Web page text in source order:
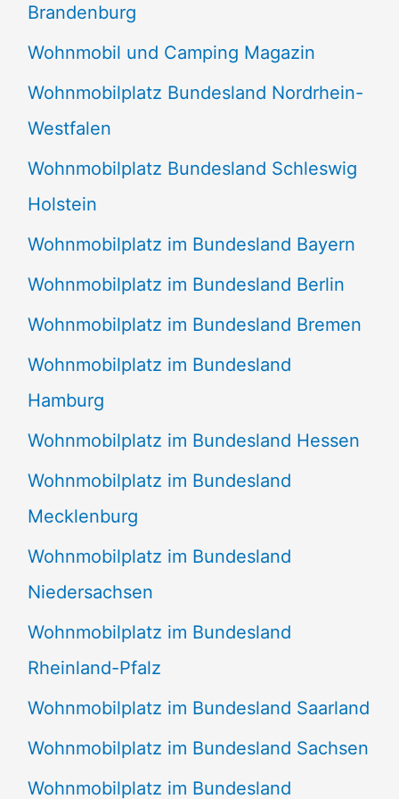
Brandenburg
Wohnmobil und Camping Magazin
Wohnmobilplatz Bundesland Nordrhein-
Westfalen
Wohnmobilplatz Bundesland Schleswig
Holstein
Wohnmobilplatz im Bundesland Bayern
Wohnmobilplatz im Bundesland Berlin
Wohnmobilplatz im Bundesland Bremen
Wohnmobilplatz im Bundesland
Hamburg
Wohnmobilplatz im Bundesland Hessen
Wohnmobilplatz im Bundesland
Mecklenburg
Wohnmobilplatz im Bundesland
Niedersachsen
Wohnmobilplatz im Bundesland
Rheinland-Pfalz
Wohnmobilplatz im Bundesland Saarland
Wohnmobilplatz im Bundesland Sachsen
Wohnmobilplatz im Bundesland